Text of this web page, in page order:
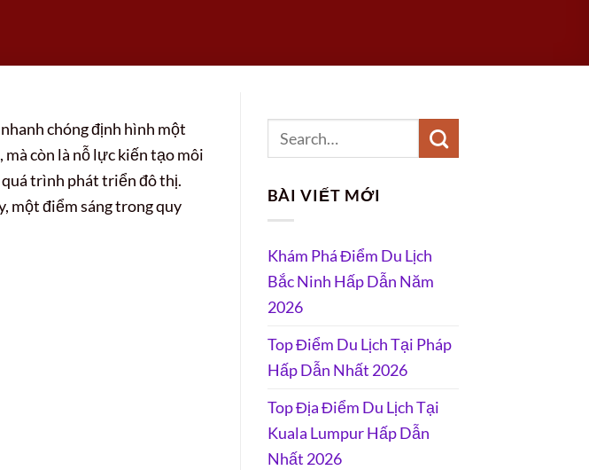
chóng định hình một
còn là nỗ lực kiến tạo môi
trình phát triển đô thị.
một điểm sáng trong quy
BÀI VIẾT MỚI
Khám Phá Điểm Du Lịch
Bắc Ninh Hấp Dẫn Năm
2026
Top Điểm Du Lịch Tại Pháp
Hấp Dẫn Nhất 2026
Top Địa Điểm Du Lịch Tại
Kuala Lumpur Hấp Dẫn
Nhất 2026